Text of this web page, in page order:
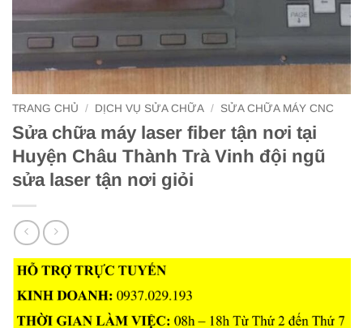
TRANG CHỦ / DỊCH VỤ SỬA CHỮA / SỬA CHỮA MÁY CNC
Sửa chữa máy laser fiber tận nơi tại
Huyện Châu Thành Trà Vinh đội ngũ
sửa laser tận nơi giỏi